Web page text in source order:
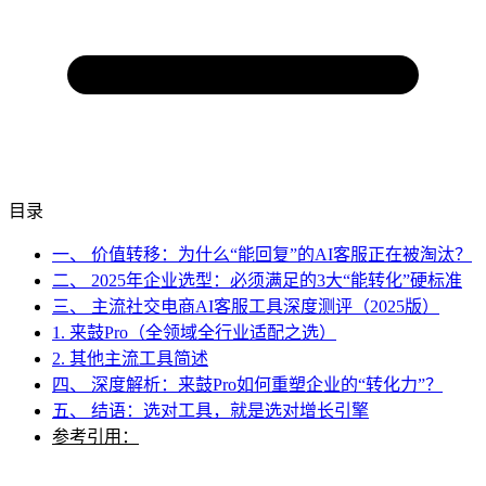
目录
一、 价值转移：为什么“能回复”的AI客服正在被淘汰？
二、 2025年企业选型：必须满足的3大“能转化”硬标准
三、 主流社交电商AI客服工具深度测评（2025版）
1. 来鼓Pro（全领域全行业适配之选）
2. 其他主流工具简述
四、 深度解析：来鼓Pro如何重塑企业的“转化力”？
五、 结语：选对工具，就是选对增长引擎
参考引用：